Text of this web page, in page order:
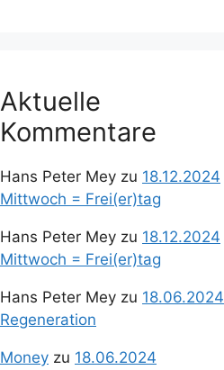
Aktuelle
Kommentare
Hans Peter Mey zu 18.12.2024
Mittwoch = Frei(er)tag
Hans Peter Mey zu 18.12.2024
Mittwoch = Frei(er)tag
Hans Peter Mey zu 18.06.2024
Regeneration
Money zu 18.06.2024